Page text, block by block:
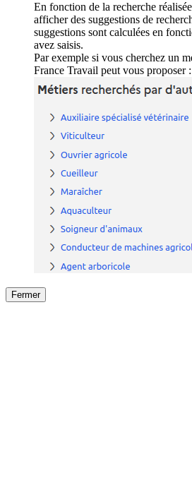
En fonction de la recherche
afficher des suggestions de
suggestions sont calculées en
avez saisis.
Par exemple si vous cherchez un
France Travail peut vous proposer :
Fermer